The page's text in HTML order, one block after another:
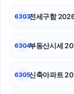
6303전세구함
6304부동산시세
6305신축아파트